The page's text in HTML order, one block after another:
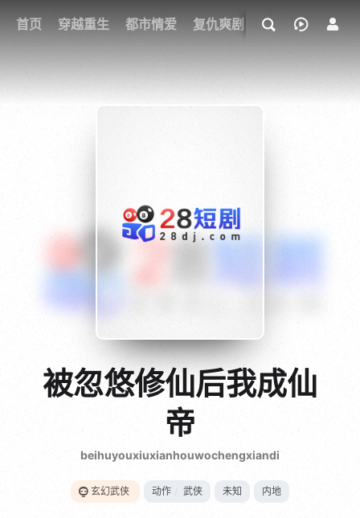
首页 穿越重生 都市情爱 复仇爽剧 玄幻武侠 奇幻
我的观影记录
{if condition="$obj.vod_points
gt 0"}
28短剧
被忽悠修仙后我成仙
帝
beihuyouxiuxianhouwochengxiandi
玄幻武侠 动作 武侠 未知 内地